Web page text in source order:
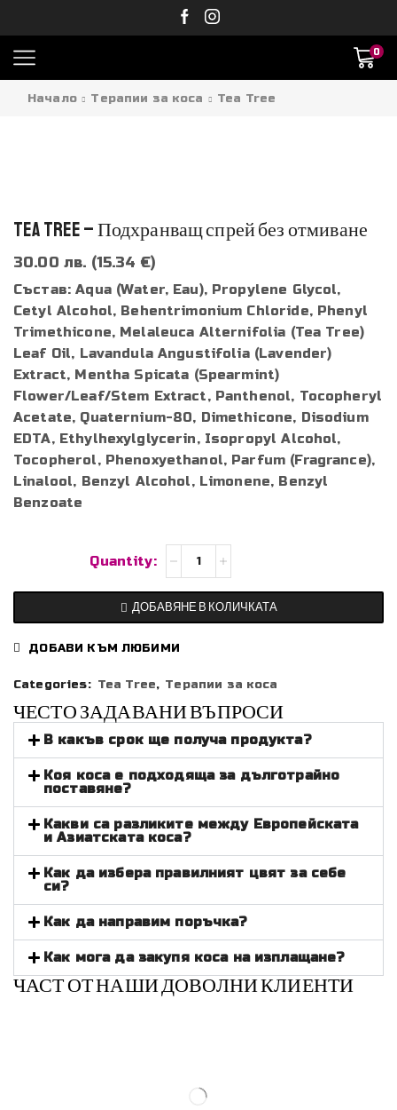
0
Начало Терапии за коса Tea Tree
TEA TREE – Подхранващ спрей без отмиване
30.00 лв. (15.34 €)
Състав: Aqua (Water, Eau), Propylene Glycol,
Cetyl Alcohol, Behentrimonium Chloride, Phenyl
Trimethicone, Melaleuca Alternifolia (Tea Tree)
Leaf Oil, Lavandula Angustifolia (Lavender)
Extract, Mentha Spicata (Spearmint)
Flower/Leaf/Stem Extract, Panthenol, Tocopheryl
Acetate, Quaternium-80, Dimethicone, Disodium
EDTA, Ethylhexylglycerin, Isopropyl Alcohol,
Tocopherol, Phenoxyethanol, Parfum (Fragrance),
Linalool, Benzyl Alcohol, Limonene, Benzyl
Benzoate
количество
за
TEA
TREE
спрей
без
отмиване
ДОБАВЯНЕ В КОЛИЧКАТА
ДОБАВИ КЪМ ЛЮБИМИ
Categories: Tea Tree, Терапии за коса
ЧЕСТО ЗАДАВАНИ ВЪПРОСИ
В какъв срок ще получа продукта?
Коя коса е подходяща за дълготрайно
поставяне?
Какви са разликите между Европейската
и Азиатската коса?
Как да избера правилният цвят за себе
си?
Как да направим поръчка?
Как мога да закупя коса на изплащане?
ЧАСТ ОТ НАШИ ДОВОЛНИ КЛИЕНТИ